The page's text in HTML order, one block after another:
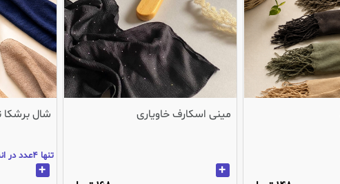
مینی اسکارف خاویاری
+
شال
تنها 4عدد در انبار باقی مانده
+